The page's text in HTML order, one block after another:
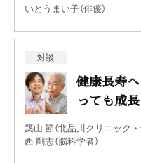
いとうまい子（俳優）
対談
健康長寿
っても成
築山 節（北品川クリニック
西 剛志（脳科学者）